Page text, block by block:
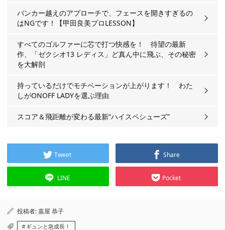
バンカー越えのアプローチで、フェースを開きすぎるの
はNGです！【甲田良美プロLESSON】
すべてのゴルファーに芯で打つ快感を！ 待望の最新
作、「ゼクシオ13 レディス」ど真ん中に飛ぶ、その秘密
を大解剖
持っているだけでモチベーションが上がります！ わた
しがONOFF LADYを選ぶ理由
スコア＆飛距離が変わる最新“ハイスペシューズ”
Tweet Share
LINE Pocket
投稿者:嘉屋 恭子
ギュンと急成長！